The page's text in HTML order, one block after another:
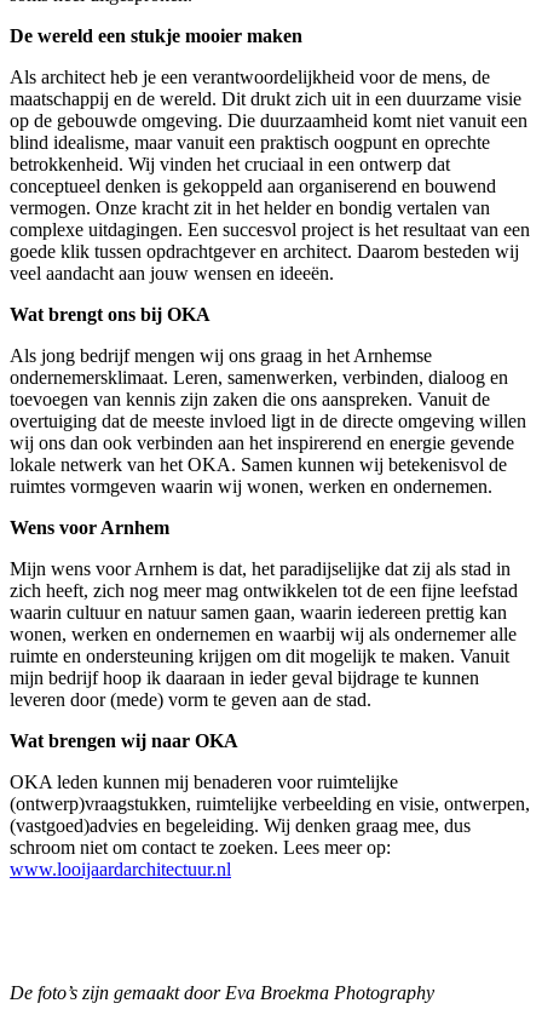
De wereld een stukje mooier maken
Als architect heb je een verantwoordelijkheid voor de mens, de
maatschappij en de wereld. Dit drukt zich uit in een duurzame visie
op de gebouwde omgeving. Die duurzaamheid komt niet vanuit een
blind idealisme, maar vanuit een praktisch oogpunt en oprechte
betrokkenheid. Wij vinden het cruciaal in een ontwerp dat
conceptueel denken is gekoppeld aan organiserend en bouwend
vermogen. Onze kracht zit in het helder en bondig vertalen van
complexe uitdagingen. Een succesvol project is het resultaat van een
goede klik tussen opdrachtgever en architect. Daarom besteden wij
veel aandacht aan jouw wensen en ideeën.
Wat brengt ons bij OKA
Als jong bedrijf mengen wij ons graag in het Arnhemse
ondernemersklimaat. Leren, samenwerken, verbinden, dialoog en
toevoegen van kennis zijn zaken die ons aanspreken. Vanuit de
overtuiging dat de meeste invloed ligt in de directe omgeving willen
wij ons dan ook verbinden aan het inspirerend en energie gevende
lokale netwerk van het OKA. Samen kunnen wij betekenisvol de
ruimtes vormgeven waarin wij wonen, werken en ondernemen.
Wens voor Arnhem
Mijn wens voor Arnhem is dat, het paradijselijke dat zij als stad in
zich heeft, zich nog meer mag ontwikkelen tot de een fijne leefstad
waarin cultuur en natuur samen gaan, waarin iedereen prettig kan
wonen, werken en ondernemen en waarbij wij als ondernemer alle
ruimte en ondersteuning krijgen om dit mogelijk te maken. Vanuit
mijn bedrijf hoop ik daaraan in ieder geval bijdrage te kunnen
leveren door (mede) vorm te geven aan de stad.
Wat brengen wij naar OKA
OKA leden kunnen mij benaderen voor ruimtelijke
(ontwerp)vraagstukken, ruimtelijke verbeelding en visie, ontwerpen,
(vastgoed)advies en begeleiding. Wij denken graag mee, dus
schroom niet om contact te zoeken. Lees meer op:
www.looijaardarchitectuur.nl
De foto’s zijn gemaakt door Eva Broekma Photography